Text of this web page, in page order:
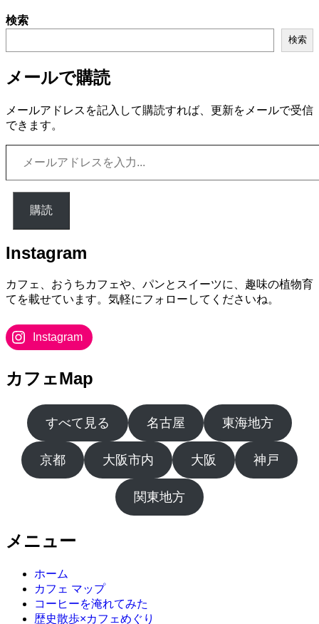
検索
検索
メールで購読
メールアドレスを記入して購読すれば、更新をメールで受信
できます。
ル
ア
を
力...
購読
Instagram
カフェ、おうちカフェや、パンとスイーツに、趣味の植物育
てを載せています。気軽にフォローしてくださいね。
Instagram
カフェMap
すべて見る 名古屋 東海地方
京都 大阪市内 大阪 神戸
関東地方
メニュー
ホーム
カフェ マップ
コーヒーを淹れてみた
歴史散歩×カフェめぐり